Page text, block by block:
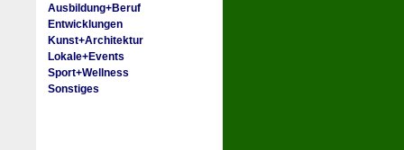
Ausbildung+Beruf
Entwicklungen
Kunst+Architektur
Lokale+Events
Sport+Wellness
Sonstiges